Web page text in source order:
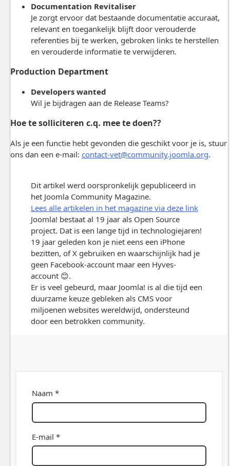
Documentation Revitaliser
Je zorgt ervoor dat bestaande documentatie accuraat,
relevant en toegankelijk blijft door verouderde
referenties bij te werken, gebroken links te herstellen
en verouderde informatie te verwijderen.
Production Department
Developers wanted
Wil je bijdragen aan de Release Teams?
Hoe te solliciteren c.q. mee te doen??
Als je een functie hebt gevonden die geschikt voor je is, stuur
ons dan een e-mail: contact-vet@community.joomla.org.
Dit artikel werd oorspronkelijk gepubliceerd in
het Joomla Community Magazine.
Lees alle artikelen in het magazine via deze link
Joomla! bestaat al 19 jaar als Open Source
project. Dat is een lange tijd in technologiejaren!
19 jaar geleden kon je niet eens een iPhone
bezitten, of X gebruiken en waarschijnlijk had je
geen Facebook-account maar een Hyves-
account 😊.
Er is veel gebeurd, maar Joomla! is al die tijd een
duurzame keuze gebleken als CMS voor
miljoenen websites wereldwijd, ondersteund
door een betrokken community.
Naam *
E-mail *